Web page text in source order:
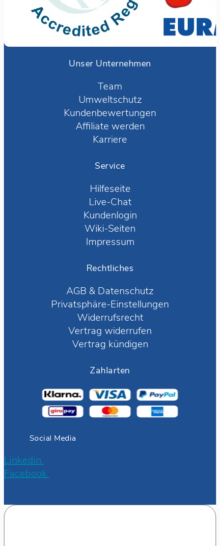
Unser Unternehmen
Team
Umweltschutz
Kundenbewertungen
Affiliate werden
Karriere
Service
Hilfeseite
Live-Chat
Kundenlogin
Wiki-Seiten
Impressum
Rechtliches
AGB & Datenschutz
Privatsphäre-Einstellungen
Widerrufsrecht
Vertrag widerrufen
Vertrag kündigen
Zahlarten
Social Media
Linkedin
Facebook